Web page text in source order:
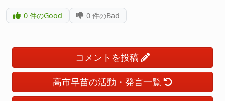
0件のGood 0 件のBad
コメントを投稿
高市早苗の活動・発言一覧